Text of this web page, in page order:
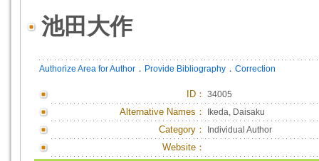
池田大作
Authorize Area for Author ． Provide Bibliography ． Correction
ID ： 34005
Alternative Names： Ikeda, Daisaku
Category： Individual Author
Website：